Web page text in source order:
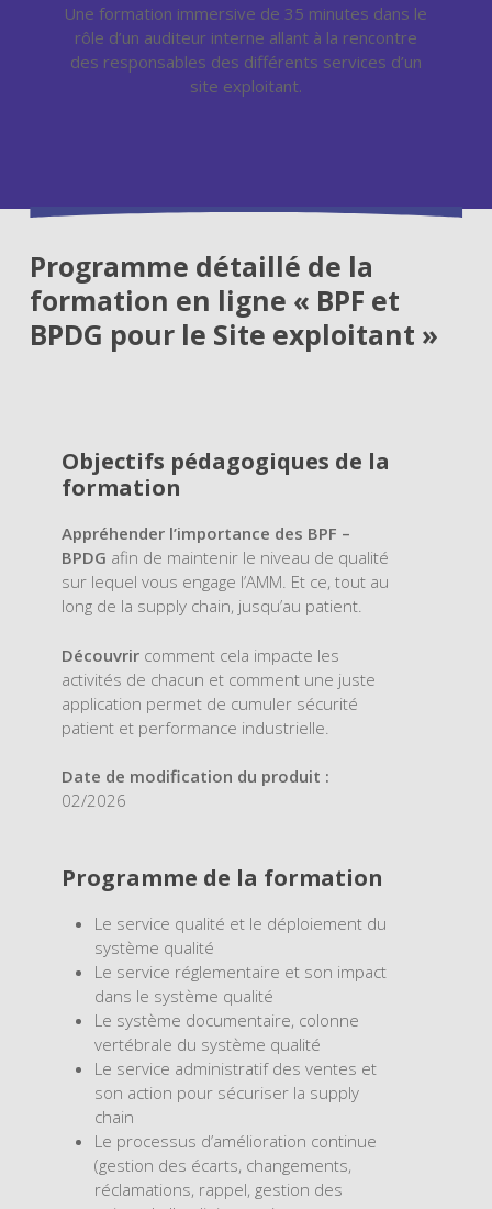
Une formation immersive de 35 minutes dans le
rôle d’un auditeur interne allant à la rencontre
des responsables des différents services d’un
site exploitant.
Programme détaillé de la
formation en ligne « BPF et
BPDG pour le Site exploitant »
Objectifs pédagogiques de la
formation
Appréhender l’importance des BPF –
BPDG afin de maintenir le niveau de qualité
sur lequel vous engage l’AMM. Et ce, tout au
long de la supply chain, jusqu’au patient.
Découvrir comment cela impacte les
activités de chacun et comment une juste
application permet de cumuler sécurité
patient et performance industrielle.
Date de modification du produit :
02/2026
Programme de la formation
Le service qualité et le déploiement du
système qualité
Le service réglementaire et son impact
dans le système qualité
Le système documentaire, colonne
vertébrale du système qualité
Le service administratif des ventes et
son action pour sécuriser la supply
chain
Le processus d’amélioration continue
(gestion des écarts, changements,
réclamations, rappel, gestion des